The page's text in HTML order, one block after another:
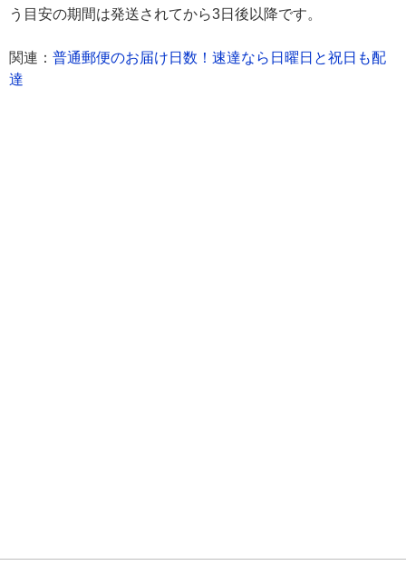
う目安の期間は発送されてから3日後以降です。
関連： 普通郵便のお届け日数！速達なら日曜日と祝日も配
達